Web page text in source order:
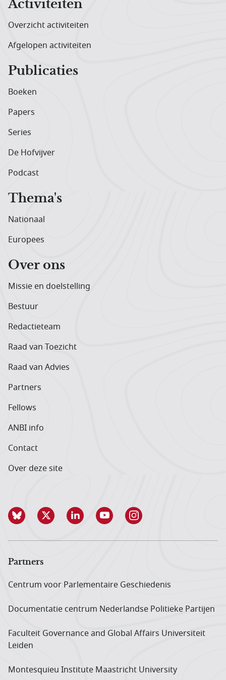
Activiteiten
Overzicht activiteiten
Afgelopen activiteiten
Publicaties
Boeken
Papers
Series
De Hofvijver
Podcast
Thema's
Nationaal
Europees
Over ons
Missie en doelstelling
Bestuur
Redactieteam
Raad van Toezicht
Raad van Advies
Partners
Fellows
ANBI info
Contact
Over deze site
Partners
Centrum voor Parlementaire Geschiedenis
Documentatie centrum Neder­landse Politieke Partijen
Faculteit Governance and Global Affairs Universiteit
Leiden
Montesquieu Institute Maastricht University